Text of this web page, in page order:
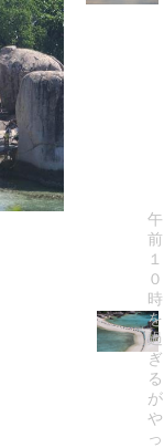
午
前
１
０
時
を
過
ぎ
る
が
や
っ